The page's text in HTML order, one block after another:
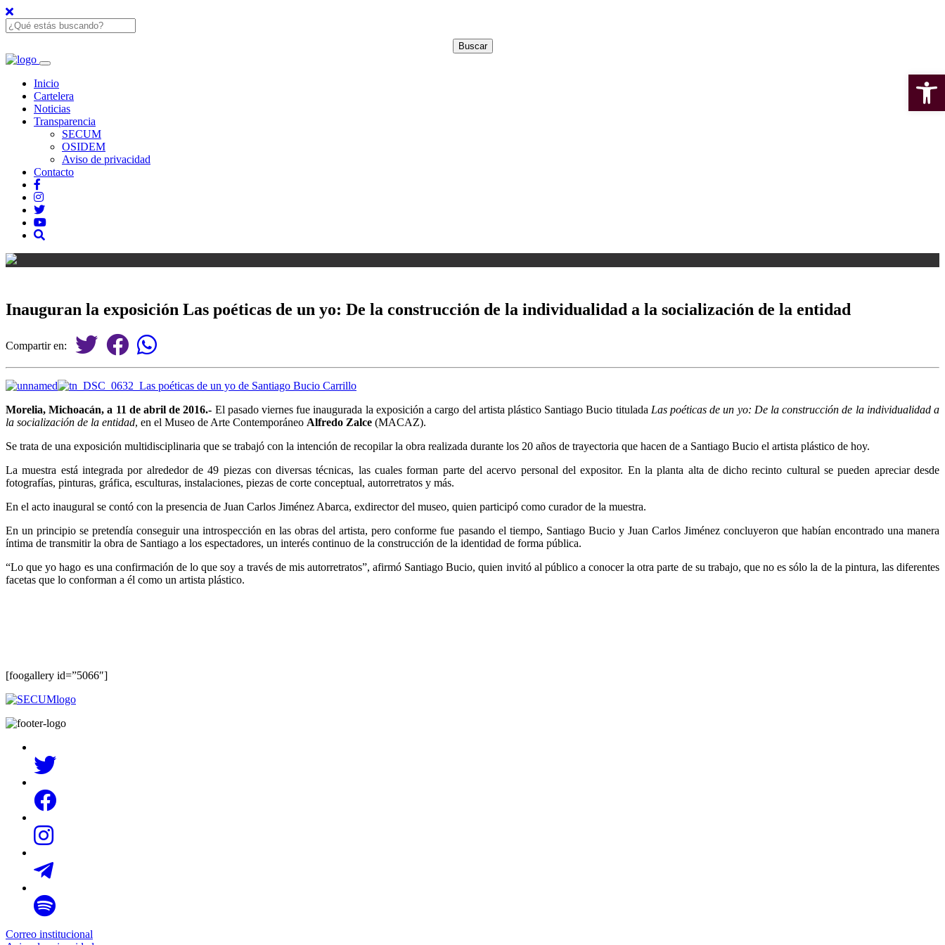
Inicio
Cartelera
Noticias
Transparencia
SECUM
OSIDEM
Aviso de privacidad
Contacto
Inauguran la exposición Las poéticas de un yo: De la construcción de la individualidad a la socialización de la entidad
Compartir en:
Morelia, Michoacán, a 11 de abril de 2016.- El pasado viernes fue inaugurada la exposición a cargo del artista plástico Santiago Bucio titulada Las poéticas de un yo: De la construcción de la individualidad a
la socialización de la entidad, en el Museo de Arte Contemporáneo Alfredo Zalce (MACAZ).
Se trata de una exposición multidisciplinaria que se trabajó con la intención de recopilar la obra realizada durante los 20 años de trayectoria que hacen de a Santiago Bucio el artista plástico de hoy.
La muestra está integrada por alrededor de 49 piezas con diversas técnicas, las cuales forman parte del acervo personal del expositor. En la planta alta de dicho recinto cultural se pueden apreciar desde
fotografías, pinturas, gráfica, esculturas, instalaciones, piezas de corte conceptual, autorretratos y más.
En el acto inaugural se contó con la presencia de Juan Carlos Jiménez Abarca, exdirector del museo, quien participó como curador de la muestra.
En un principio se pretendía conseguir una introspección en las obras del artista, pero conforme fue pasando el tiempo, Santiago Bucio y Juan Carlos Jiménez concluyeron que habían encontrado una manera
íntima de transmitir la obra de Santiago a los espectadores, un interés continuo de la construcción de la identidad de forma pública.
“Lo que yo hago es una confirmación de lo que soy a través de mis autorretratos”, afirmó Santiago Bucio, quien invitó al público a conocer la otra parte de su trabajo, que no es sólo la de la pintura, las diferentes
facetas que lo conforman a él como un artista plástico.
[foogallery id=”5066″]
Correo institucional